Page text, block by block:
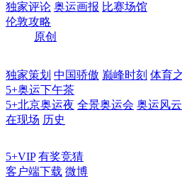
独家评论 奥运画报 比赛场馆
伦敦攻略
原创
独家策划 中国骄傲 巅峰时刻 体育
5+奥运下午茶
5+北京奥运夜 全景奥运会 奥运风
在现场 历史
5+VIP 有奖竞猜
客户端下载 微博